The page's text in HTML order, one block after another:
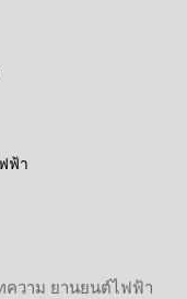
ฟ้า
ทความ ยานยนต์ไฟฟ้า